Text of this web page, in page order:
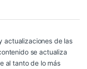
actualizaciones de las
se actualiza
al tanto de lo más